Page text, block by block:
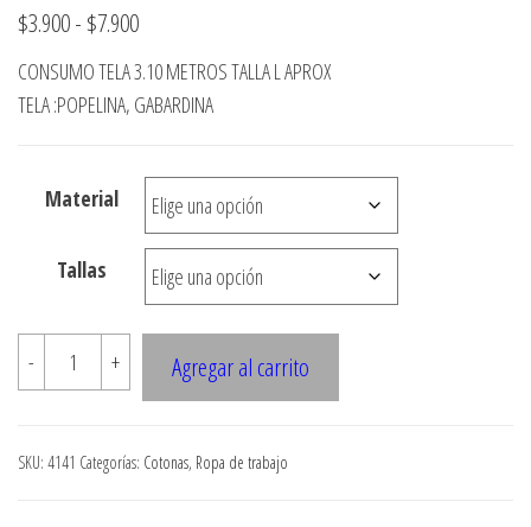
$3.900- $7.900Rango
de
precios:
$3.900
hasta
$7.900
CONSUMO TELA 3.10 METROS TALLA L APROX
TELA :POPELINA, GABARDINA
Material
Tallas
-
4141
Traje
manga
kimono
+ Agregar al carrito
SKU: 4141 Categorías: Cotonas, Ropa de trabajo